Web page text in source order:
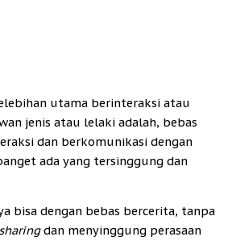
utama berinteraksi atau
jenis atau lelaki adalah, bebas
dan berkomunikasi dengan
ada yang tersinggung dan
bisa dengan bebas bercerita, tanpa
dan menyinggung perasaan